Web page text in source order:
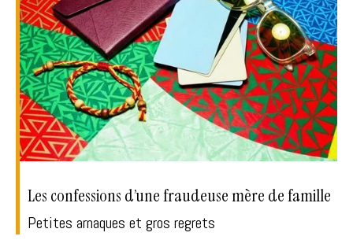
Les confessions d’une fraudeuse mère de famille
Petites arnaques et gros regrets